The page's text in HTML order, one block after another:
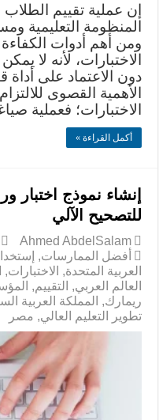
إن عملية تقييم
المنظومة التعليمية
ومن أهم أدوات
الاختبارات، لأنه لا
دون الاعتماد على
الأهمية القصوى
الاختبارات؛ فعملية
أكمل القراءة »
إنشاء نموذج اختبار
للتصحيح الآلي
Ahmed AbdelSalam
أفضل الممارسات,
العربية المتحدة, الاختبارات,
العالم العربي, التقييم,
ريمارك, المملكة العربية
تطوير التعليم العالي, مصر